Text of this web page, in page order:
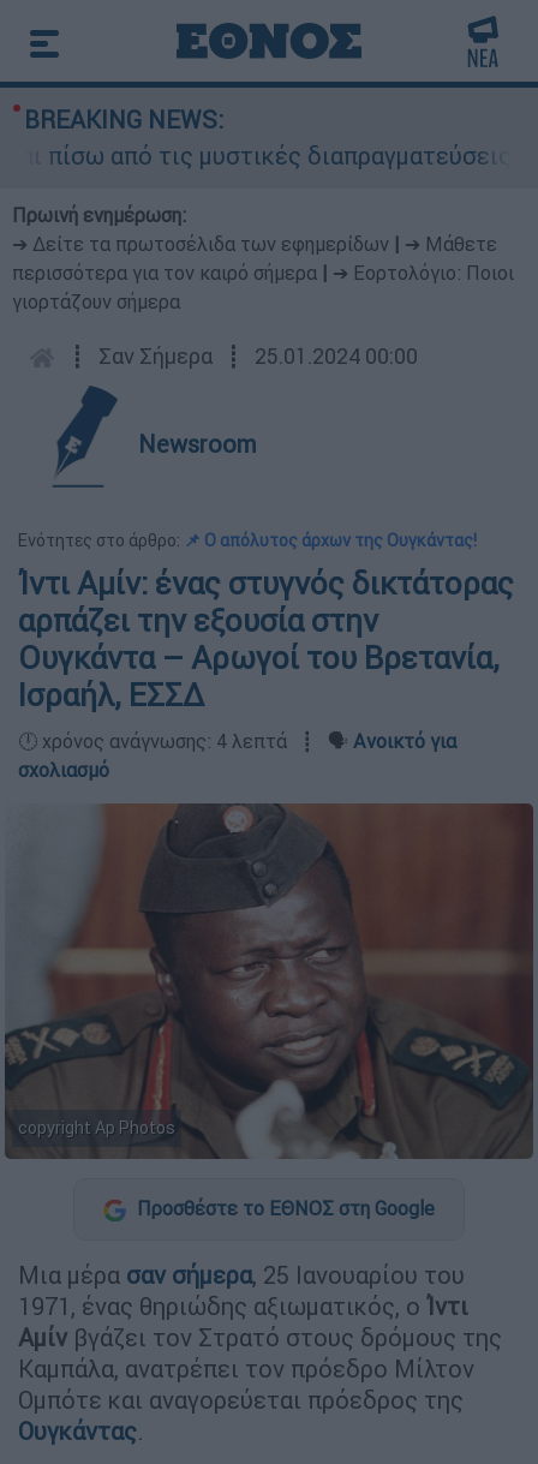
BREAKING NEWS:
από τις μυστικές διαπραγματεύσεις και
Πρωινή ενημέρωση:
➔ Δείτε τα πρωτοσέλιδα των εφημερίδων
➔ Μάθετε
περισσότερα για τον καιρό σήμερα
➔ Εορτολόγιο: Ποιοι
γιορτάζουν σήμερα
┋ Σαν Σήμερα ┋ 25.01.2024 00:00
Newsroom
Ενότητες στο άρθρο: 📌 Ο απόλυτος άρχων της Ουγκάντας!
Ίντι Αμίν: ένας στυγνός δικτάτορας
αρπάζει την εξουσία στην
Ουγκάντα – Αρωγοί του Βρετανία,
Ισραήλ, ΕΣΣΔ
🕛 χρόνος ανάγνωσης: 4 λεπτά ┋ 🗣️ Ανοικτό για
σχολιασμό
copyright Ap Photos
Προσθέστε το ΕΘΝΟΣ στη Google
Μια μέρα σαν σήμερα, 25 Ιανουαρίου του
1971, ένας θηριώδης αξιωματικός, ο Ίντι
Αμίν βγάζει τον Στρατό στους δρόμους της
Καμπάλα, ανατρέπει τον πρόεδρο Μίλτον
Ομπότε και αναγορεύεται πρόεδρος της
Ουγκάντας.